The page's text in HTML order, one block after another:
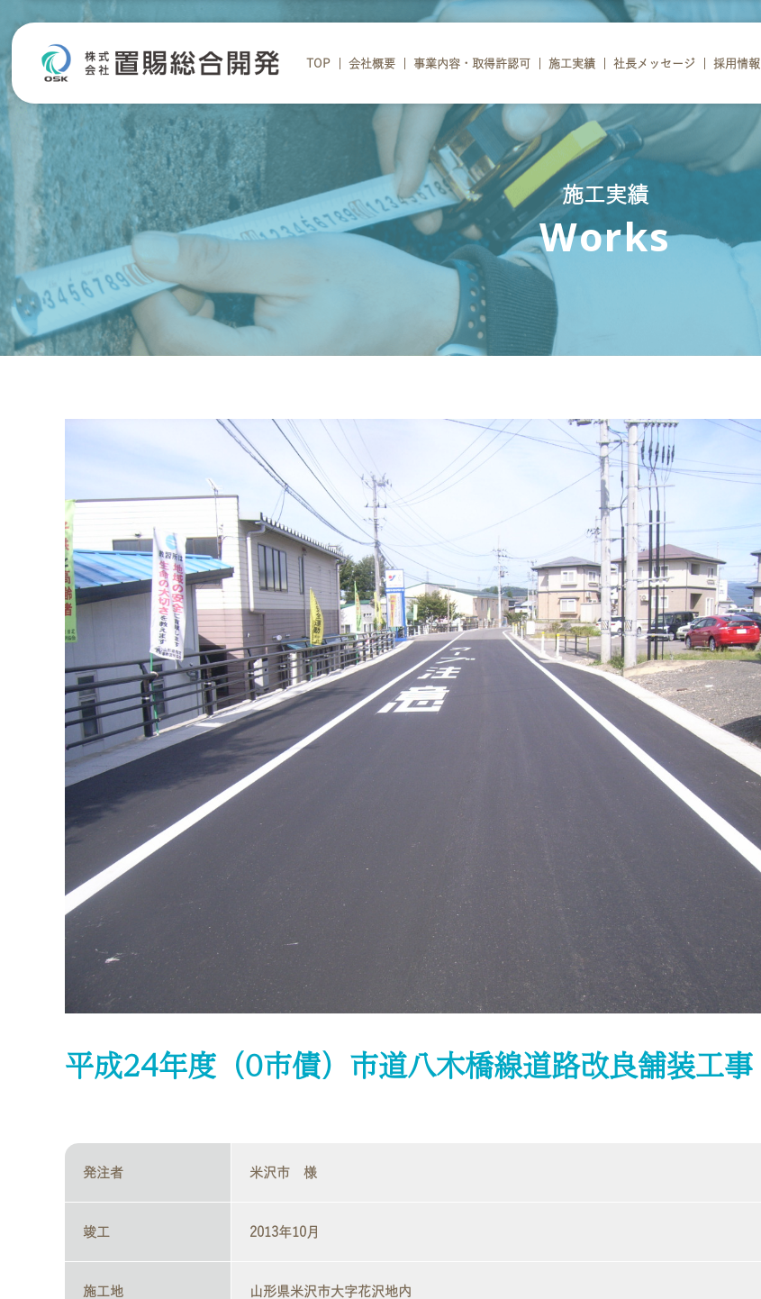
TOP 会社概要 事業内容・取得許認可 施工実績 社長メッセージ 採用情報
施工実績
Works
平成24年度（0市債）市道八木橋線道路改良舗装工事
発注者 米沢市 様
竣工 2013年10月
施工地 山形県米沢市大字花沢地内